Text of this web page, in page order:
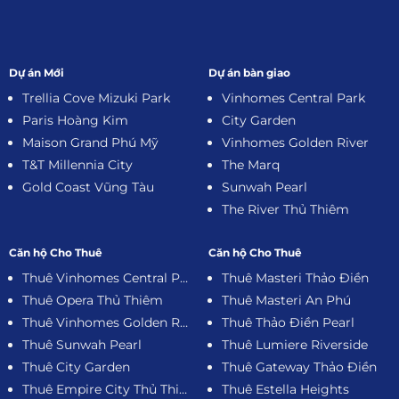
Dự án Mới
Trellia Cove Mizuki Park
Paris Hoàng Kim
Maison Grand Phú Mỹ
T&T Millennia City
Gold Coast Vũng Tàu
Dự án bàn giao
Vinhomes Central Park
City Garden
Vinhomes Golden River
The Marq
Sunwah Pearl
The River Thủ Thiêm
Căn hộ Cho Thuê
Thuê Vinhomes Central Park
Thuê Opera Thủ Thiêm
Thuê Vinhomes Golden River
Thuê Sunwah Pearl
Thuê City Garden
Thuê Empire City Thủ Thiêm
Căn hộ Cho Thuê
Thuê Masteri Thảo Điền
Thuê Masteri An Phú
Thuê Thảo Điền Pearl
Thuê Lumiere Riverside
Thuê Gateway Thảo Điền
Thuê Estella Heights